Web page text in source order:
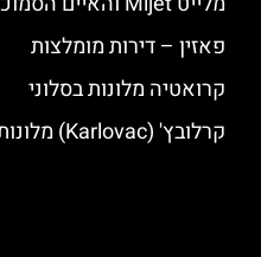
פאזין – דירות מומלצות
קרואטיה מלונות בסלוני
קרלובץ' (Karlovac) מלונות מומלצים